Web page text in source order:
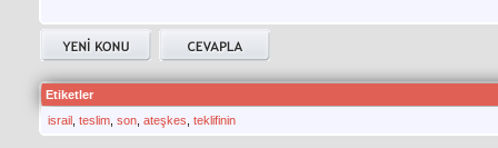
Etiketler
israil
teslim son ateşkes teklifinin